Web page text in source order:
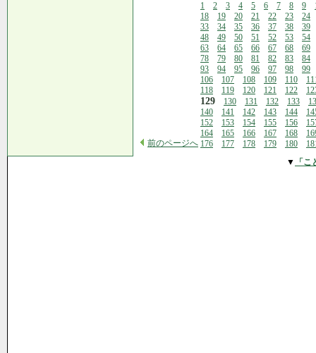
前のページへ
1 2 3 4 5 6 7 8 9
18
19 20 21 22 23
24
33
34 35 36 37 38
39
48
49 50 51 52 53
54
63
64 65 66 67 68
69
78
79 80 81 82 83
84
93
94 95 96 97 98
99
106
107 108 109 110
118
119 120 121 122
129 130 131 132 133
140
141 142 143 144
152
153 154 155 156
164
165 166 167 168
176
177 178 179 180
▼
「